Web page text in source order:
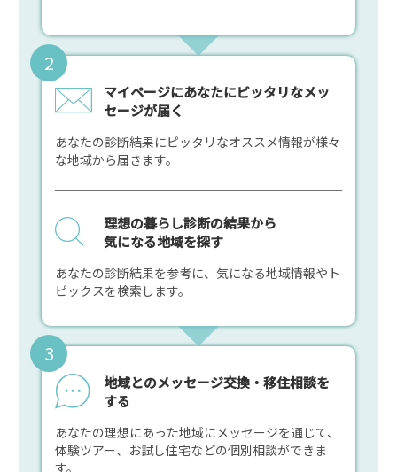
マイページにあなたにピッタリなメッ
セージが届く
あなたの診断結果にピッタリなオススメ情報が様々
な地域から届きます。
理想の暮らし診断の結果から
気になる地域を探す
あなたの診断結果を参考に、気になる地域情報やト
ピックスを検索します。
地域とのメッセージ交換・移住相談を
する
あなたの理想にあった地域にメッセージを通じて、
体験ツアー、お試し住宅などの個別相談ができま
す。